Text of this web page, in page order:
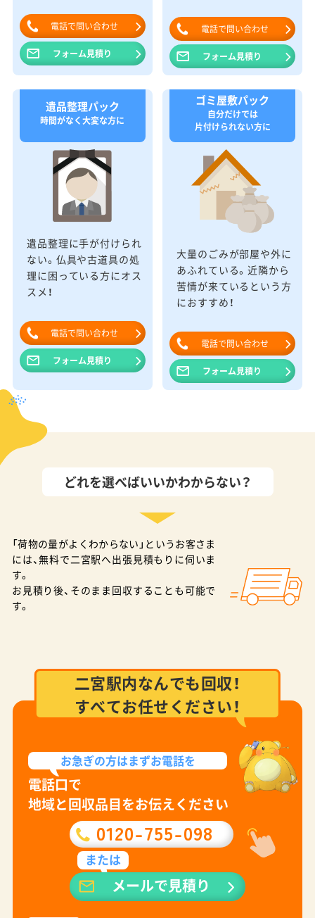
電話で問い合わせ
フォーム見積り
電話で問い合わせ
フォーム見積り
遺品整理パック
時間がなく大変な方に
遺品整理に手が付けられ
ない。仏具や古道具の処
理に困っている方にオス
スメ！
電話で問い合わせ
フォーム見積り
ゴミ屋敷パック
自分だけでは
片付けられない方に
大量のごみが部屋や外に
あふれている。近隣から
苦情が来ているという方
におすすめ！
電話で問い合わせ
フォーム見積り
どれを選べばいいかわからない？
「荷物の量がよくわからない」というお客さま
には、無料で二宮駅へ出張見積もりに伺いま
す。
お見積り後、そのまま回収することも可能で
す。
二宮駅内なんでも回収！
すべてお任せください！
お急ぎの方はまずお電話を
電話口で
地域と回収品目をお伝えください
0120-755-098
または
メールで見積り